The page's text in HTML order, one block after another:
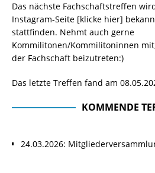
Das nächste Fachschaftstreffen
Instagram-Seite [klicke hier]
stattfinden. Nehmt auch gerne
Kommilitonen/Kommilitoninnen
der Fachschaft beizutreten:)
Das letzte Treffen fand am
KOMMENDE
24.03.2026: